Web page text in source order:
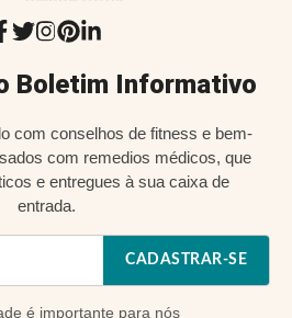
Boletim Informativo
com conselhos de fitness e bem-
com remedios médicos, que
e entregues à sua caixa de
entrada.
CADASTRAR-SE
é importante para nós